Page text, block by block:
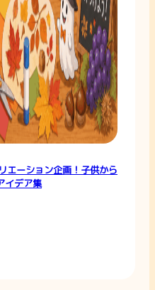
エーション企画！子供から
イデア集